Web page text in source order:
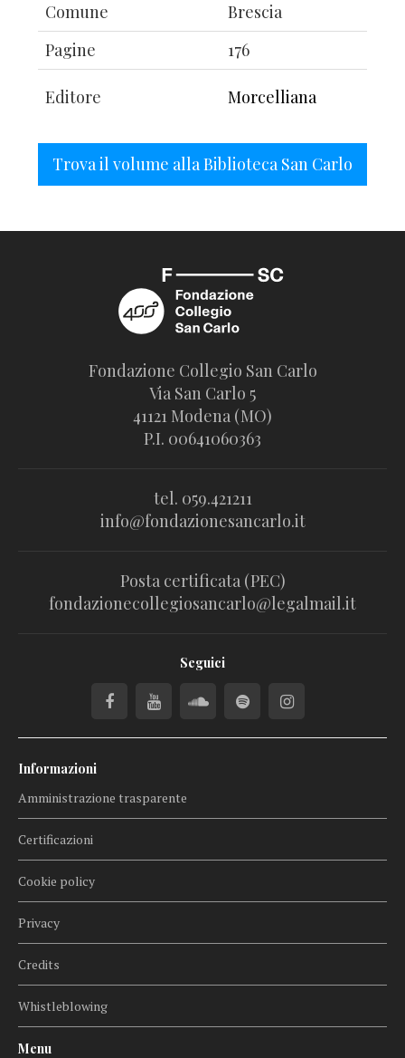
Comune
Brescia
Pagine
176
Editore Morcelliana
Trova il volume alla Biblioteca San Carlo
Fondazione Collegio San Carlo
Via San Carlo 5
41121 Modena (MO)
P.I. 00641060363
tel. 059.421211
info@fondazionesancarlo.it
Posta certificata (PEC)
fondazionecollegiosancarlo@legalmail.it
Seguici
Informazioni
Amministrazione trasparente
Certificazioni
Cookie policy
Privacy
Credits
Whistleblowing
Menu